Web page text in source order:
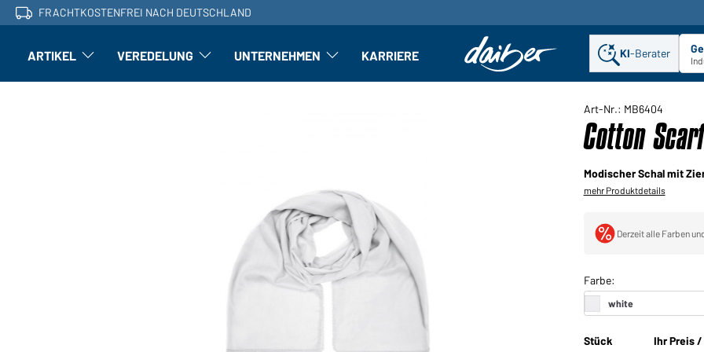
FRACHTKOSTENFREI NACH DEUTSCHLAND
ARTIKEL Artikel: Untermenü öffnen
VEREDELUNG Veredelung: Untermenü öffnen
UNTERNEHMEN Unternehmen: Untermenü öffnen
KARRIERE KI-Berater
Art-Nr.: MB6404
Cotton
Modischer Schal mit
mehr Produktdetails
Derzeit alle Farben
Stück Ihr Preis